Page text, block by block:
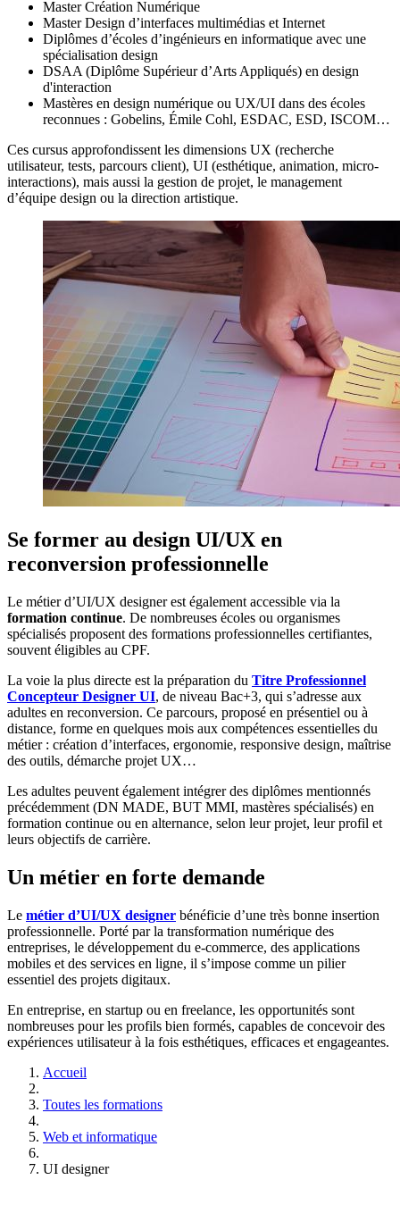
Master Création Numérique
Master Design d’interfaces multimédias et Internet
Diplômes d’écoles d’ingénieurs en informatique avec une
spécialisation design
DSAA (Diplôme Supérieur d’Arts Appliqués) en design
d'interaction
Mastères en design numérique ou UX/UI dans des écoles
reconnues : Gobelins, Émile Cohl, ESDAC, ESD, ISCOM…
Ces cursus approfondissent les dimensions UX (recherche
utilisateur, tests, parcours client), UI (esthétique, animation, micro-
interactions), mais aussi la gestion de projet, le management
d’équipe design ou la direction artistique.
Se former au design UI/UX en
reconversion professionnelle
Le métier d’UI/UX designer est également accessible via la
formation continue. De nombreuses écoles ou organismes
spécialisés proposent des formations professionnelles certifiantes,
souvent éligibles au CPF.
La voie la plus directe est la préparation du Titre Professionnel
Concepteur Designer UI, de niveau Bac+3, qui s’adresse aux
adultes en reconversion. Ce parcours, proposé en présentiel ou à
distance, forme en quelques mois aux compétences essentielles du
métier : création d’interfaces, ergonomie, responsive design, maîtrise
des outils, démarche projet UX…
Les adultes peuvent également intégrer des diplômes mentionnés
précédemment (DN MADE, BUT MMI, mastères spécialisés) en
formation continue ou en alternance, selon leur projet, leur profil et
leurs objectifs de carrière.
Un métier en forte demande
Le métier d’UI/UX designer bénéficie d’une très bonne insertion
professionnelle. Porté par la transformation numérique des
entreprises, le développement du e-commerce, des applications
mobiles et des services en ligne, il s’impose comme un pilier
essentiel des projets digitaux.
En entreprise, en startup ou en freelance, les opportunités sont
nombreuses pour les profils bien formés, capables de concevoir des
expériences utilisateur à la fois esthétiques, efficaces et engageantes.
Accueil
Toutes les formations
Web et informatique
UI designer